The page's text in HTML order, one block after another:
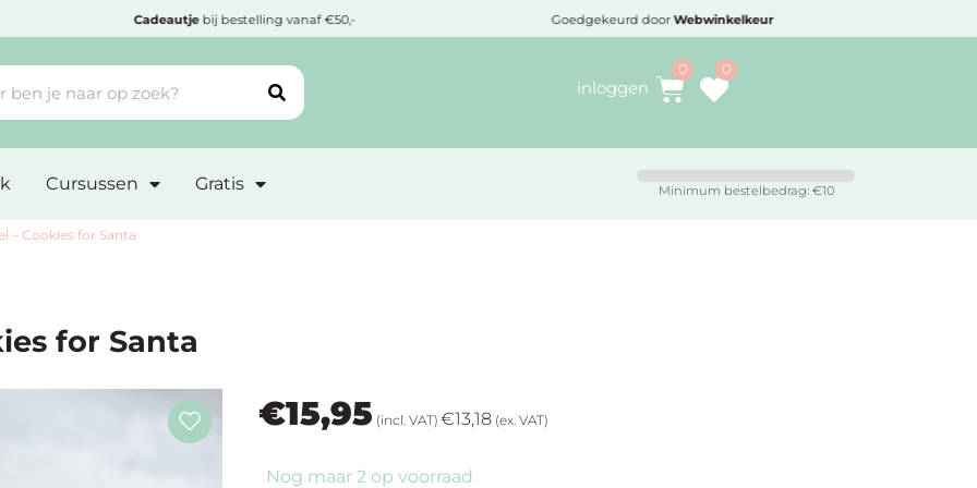
Cadeautjebij bestelling vanaf €50,- Goedgekeurd doorWebwinkelkeur
inloggen
Cursussen Gratis Minimum bestelbedrag: €10
– Cookies for Santa
for Santa
€15,95 (incl. VAT) €13,18 (ex. VAT)
Nog maar 2 op voorraad